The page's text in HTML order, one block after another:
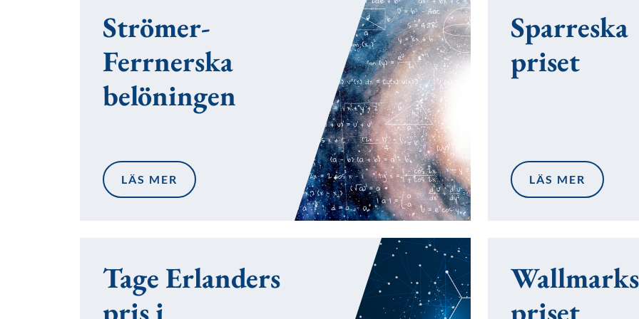
Strömer-
Ferrnerska
belöningen
LÄS MER
Sparreska
priset
LÄS MER
Tage Erlanders